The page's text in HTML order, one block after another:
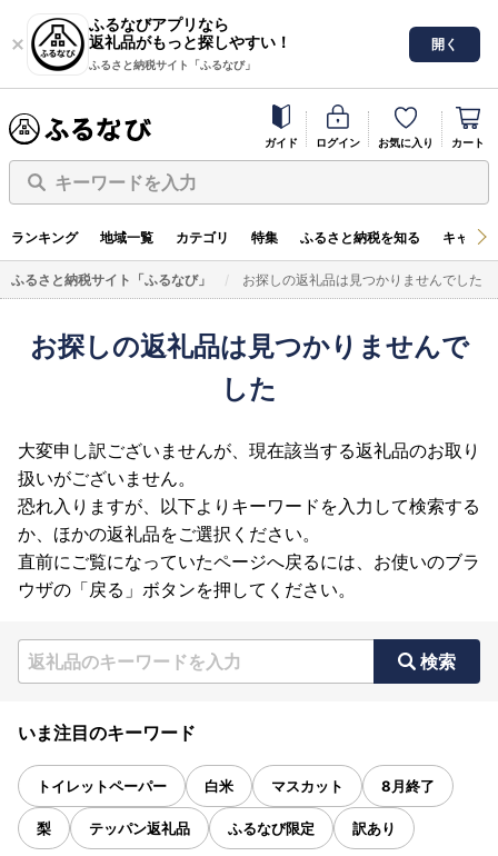
ふるなびアプリなら
返礼品がもっと探しやすい！
ふるさと納税サイト「ふるなび」
開く
ガイド ログイン お気に入り カート
キーワードを入力
ランキング 地域一覧 カテゴリ 特集 ふるさと納税を知る キャン
ふるさと納税サイト「ふるなび」 お探しの返礼品は見つかりませんでした
お探しの返礼品は見つかりませんで
した
大変申し訳ございませんが、現在該当する返礼品のお取り
扱いがございません。
恐れ入りますが、以下よりキーワードを入力して検索する
か、ほかの返礼品をご選択ください。
直前にご覧になっていたページへ戻るには、お使いのブラ
ウザの「戻る」ボタンを押してください。
検索
いま注目のキーワード
トイレットペーパー 白米 マスカット 8月終了
梨 テッパン返礼品 ふるなび限定 訳あり